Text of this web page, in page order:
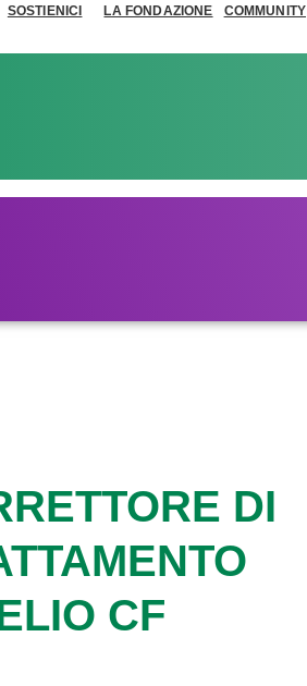
SOSTIENICI LA FONDAZIONE COMMUNITY
DI
CF